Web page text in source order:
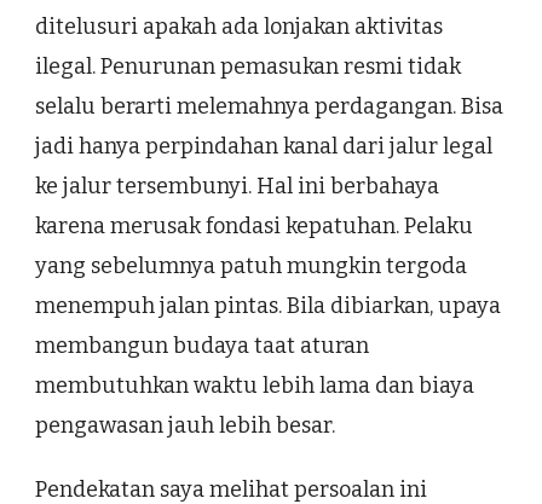
ditelusuri apakah ada lonjakan aktivitas
ilegal. Penurunan pemasukan resmi tidak
selalu berarti melemahnya perdagangan. Bisa
jadi hanya perpindahan kanal dari jalur legal
ke jalur tersembunyi. Hal ini berbahaya
karena merusak fondasi kepatuhan. Pelaku
yang sebelumnya patuh mungkin tergoda
menempuh jalan pintas. Bila dibiarkan, upaya
membangun budaya taat aturan
membutuhkan waktu lebih lama dan biaya
pengawasan jauh lebih besar.
Pendekatan saya melihat persoalan ini